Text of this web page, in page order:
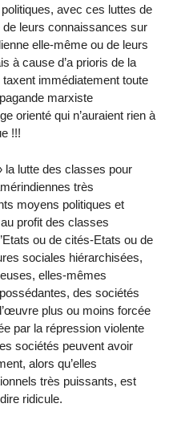
avec ces luttes de
leurs connaissances sur
elle-même ou de leurs
à cause d’a prioris de la
immédiatement toute
marxiste
orienté qui n’auraient rien à
!!!
la lutte des classes pour
très
moyens politiques et
profit des classes
ou de cités-Etats ou de
sociales hiérarchisées,
elles-mêmes
des sociétés
plus ou moins forcée
par la répression violente
sociétés peuvent avoir
alors qu’elles
très puissants, est
ridicule.